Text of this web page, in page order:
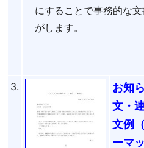
にすることで事務的な
がします。
3.
お知
文・
文例
ーマ